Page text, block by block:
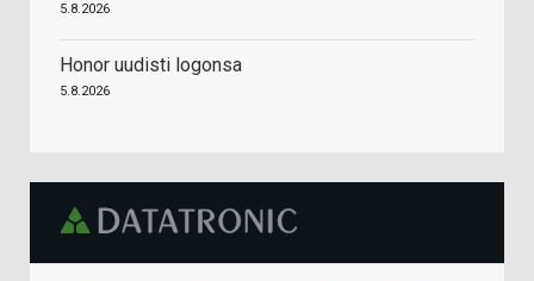
5.8.2026
Honor uudisti logonsa
5.8.2026